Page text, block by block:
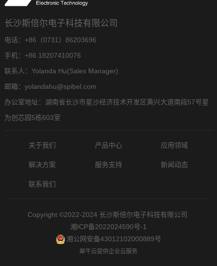
长沙斯倍尔电子科技有限公司
电话：+86（0731）86203696
手机：+86 18207410076
联系人：Yolanda Hu(Sales Manager)
邮箱：yolandahu@spibel.com
办公室地址：湖南省长沙市星沙经济技术开发区黄兴大道南段57号星
为创芯园5栋603室
关于我们 产品中心 应用领域
解决方案 服务支持 新闻动态
联系我们
Copyright ©2022-2024 长沙斯倍尔电子科技有限公司
湘ICP备2022024590号-1
湘公网安备43012102000889号
犀牛云提供企业云服务